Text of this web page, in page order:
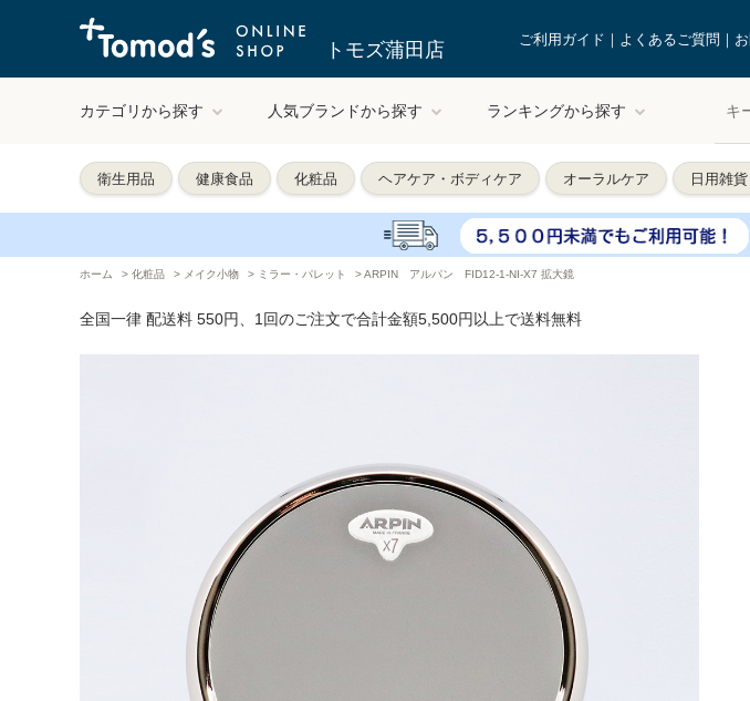
トモズ蒲田店 ご利用ガイド よくあるご質問
カテゴリから探す 人気ブランドから探す ランキングから探す
衛生用品 健康食品 化粧品 ヘアケア・ボディケア オーラルケア 日用雑貨
ホーム > 化粧品 > メイク小物 > ミラー・パレット >ARPIN アルパン FID12‐1‐NI‐X7 拡大鏡
全国一律 配送料 550円、1回のご注文で合計金額5,500円以上で送料無料